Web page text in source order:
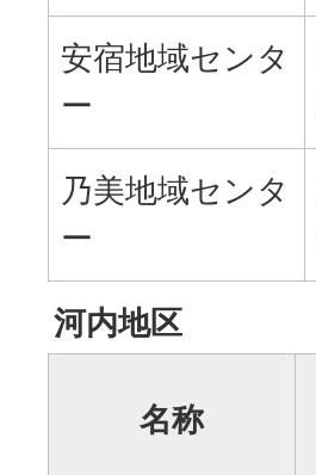
安宿地域センタ
ー
乃美地域センタ
ー
河内地区
名称